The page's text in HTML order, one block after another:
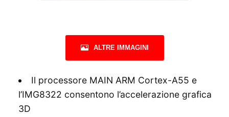
ALTRE IMMAGINI
Il processore MAIN ARM Cortex-A55 e
l’IMG8322 consentono l’accelerazione grafica
3D